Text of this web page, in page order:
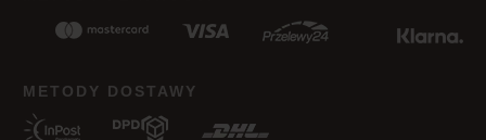
METODY DOSTAWY